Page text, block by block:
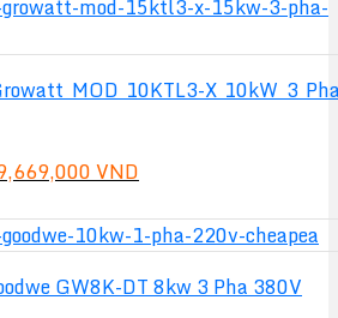
MOD 10KTL3-X 10kW 3
VND
tại
19,669,000 VND.
GW8K-DT 8kw 3 Pha 380V